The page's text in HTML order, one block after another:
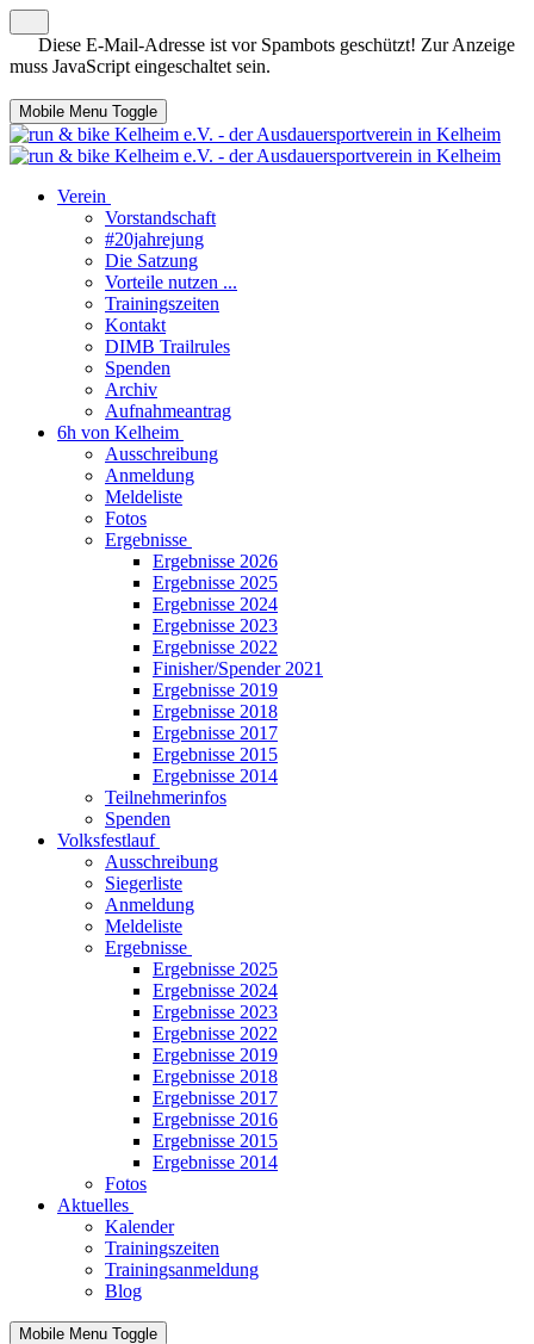
Diese E-Mail-Adresse ist vor Spambots geschützt! Zur Anzeige
muss JavaScript eingeschaltet sein.
Mobile Menu Toggle
Verein
Vorstandschaft
#20jahrejung
Die Satzung
Vorteile nutzen ...
Trainingszeiten
Kontakt
DIMB Trailrules
Spenden
Archiv
Aufnahmeantrag
6h von Kelheim
Ausschreibung
Anmeldung
Meldeliste
Fotos
Ergebnisse
Ergebnisse 2026
Ergebnisse 2025
Ergebnisse 2024
Ergebnisse 2023
Ergebnisse 2022
Finisher/Spender 2021
Ergebnisse 2019
Ergebnisse 2018
Ergebnisse 2017
Ergebnisse 2015
Ergebnisse 2014
Teilnehmerinfos
Spenden
Volksfestlauf
Ausschreibung
Siegerliste
Anmeldung
Meldeliste
Ergebnisse
Ergebnisse 2025
Ergebnisse 2024
Ergebnisse 2023
Ergebnisse 2022
Ergebnisse 2019
Ergebnisse 2018
Ergebnisse 2017
Ergebnisse 2016
Ergebnisse 2015
Ergebnisse 2014
Fotos
Aktuelles
Kalender
Trainingszeiten
Trainingsanmeldung
Blog
Mobile Menu Toggle